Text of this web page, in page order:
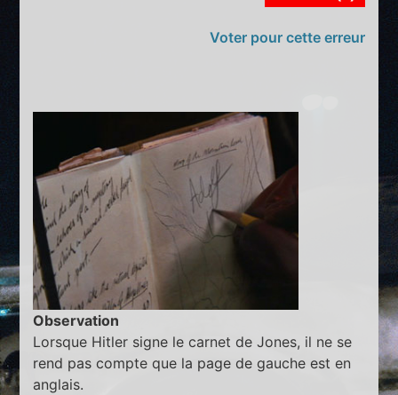
Voter pour cette erreur
Observation
Lorsque Hitler signe le carnet de Jones, il ne se
rend pas compte que la page de gauche est en
anglais.